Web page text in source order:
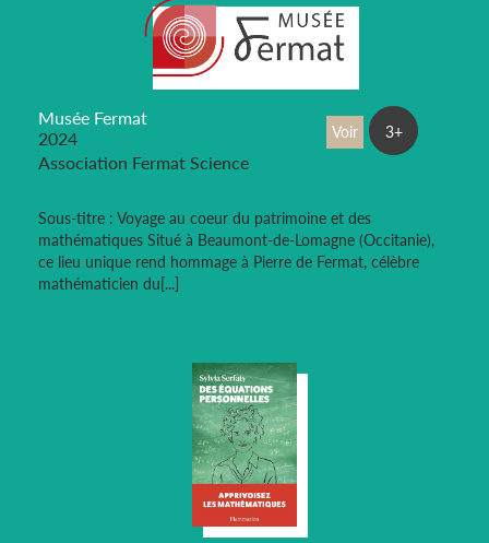
Musée Fermat
2024
Association Fermat Science
Sous-titre : Voyage au coeur du patrimoine et des
mathématiques Situé à Beaumont-de-Lomagne (Occitanie),
ce lieu unique rend hommage à Pierre de Fermat, célèbre
mathématicien du[...]
Voir 3+